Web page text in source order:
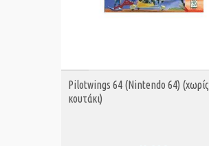
ΑΓΟΡΑ MET.
Pilotwings 64 (Nintendo 64) (χωρίς
κουτάκι)